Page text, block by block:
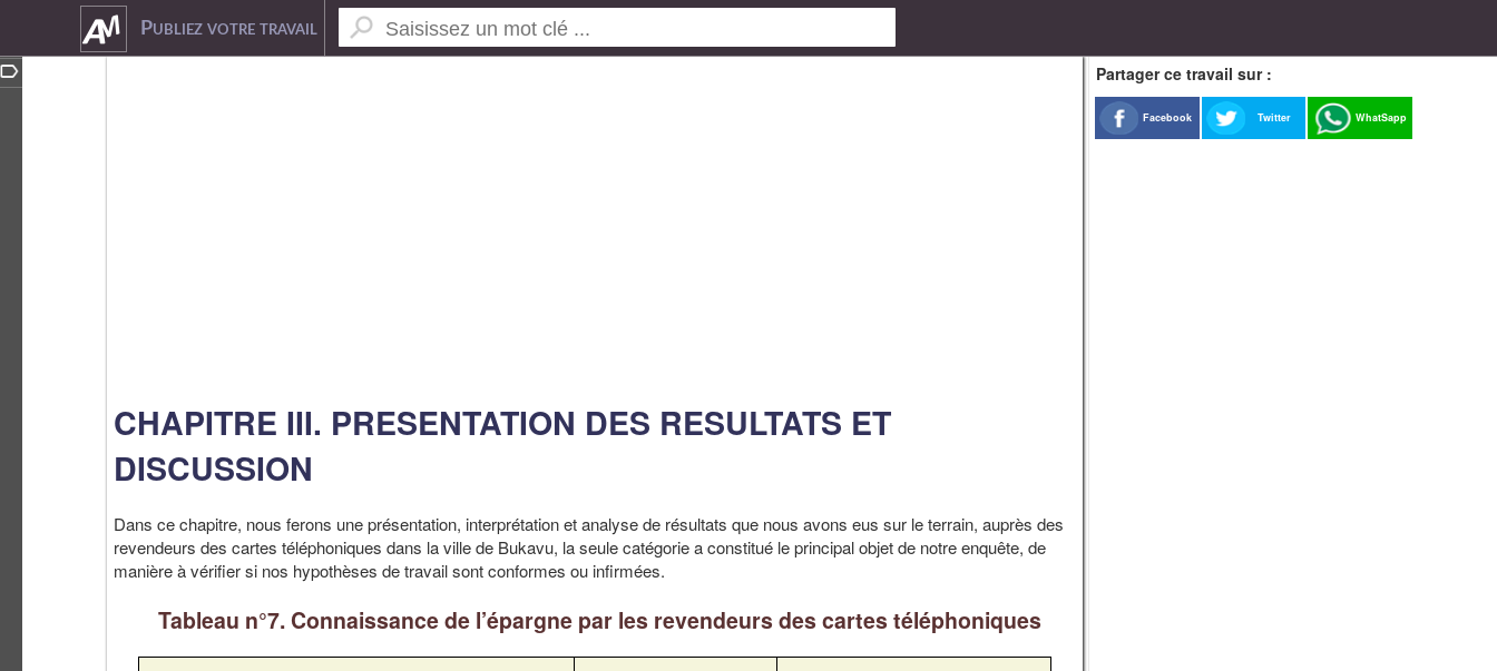
Publiez votre travail
CHAPITRE III. PRESENTATION DES RESULTATS ET
DISCUSSION
Dans ce chapitre, nous ferons une présentation, interprétation et analyse de résultats que nous avons eus sur le terrain, auprès des
revendeurs des cartes téléphoniques dans la ville de Bukavu, la seule catégorie a constitué le principal objet de notre enquête, de
manière à vérifier si nos hypothèses de travail sont conformes ou infirmées.
Tableau n°7. Connaissance de l’épargne par les revendeurs des cartes téléphoniques
Partager ce travail sur :
Facebook Twitter WhatSapp